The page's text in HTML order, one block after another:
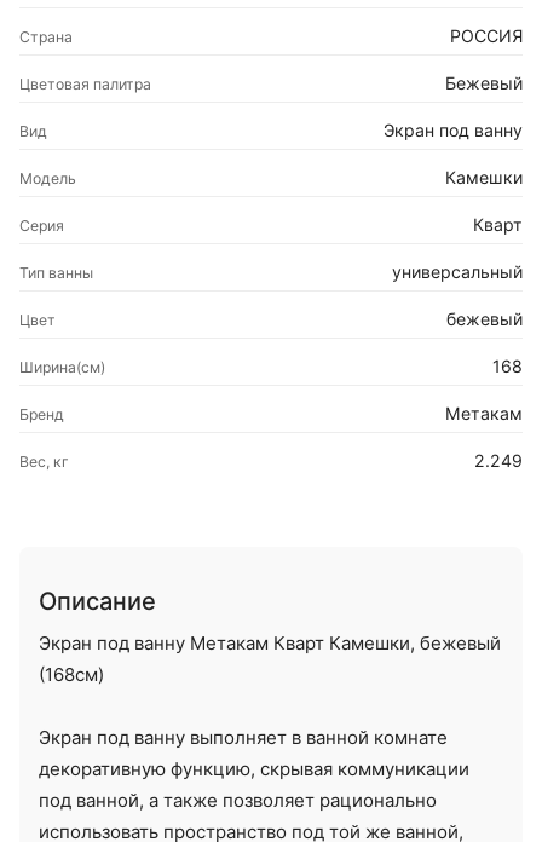
Страна РОССИЯ
Цветовая палитра Бежевый
Вид Экран под ванну
Модель Камешки
Серия Кварт
Тип ванны универсальный
Цвет бежевый
Ширина(см) 168
Бренд Метакам
Вес, кг 2.249
Описание
Экран под ванну Метакам Кварт Камешки, бежевый
(168см)
Экран под ванну выполняет в ванной комнате
декоративную функцию, скрывая коммуникации
под ванной, а также позволяет рационально
использовать пространство под той же ванной,